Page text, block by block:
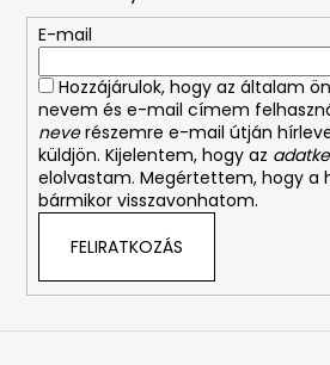
E-mail
Hozzájárulok, hogy az általam
nevem és e-mail címem
neverészemre e-mail útján
küldjön. Kijelentem, hogy az
elolvastam. Megértettem, hogy a
bármikor visszavonhatom.
FELIRATKOZÁS